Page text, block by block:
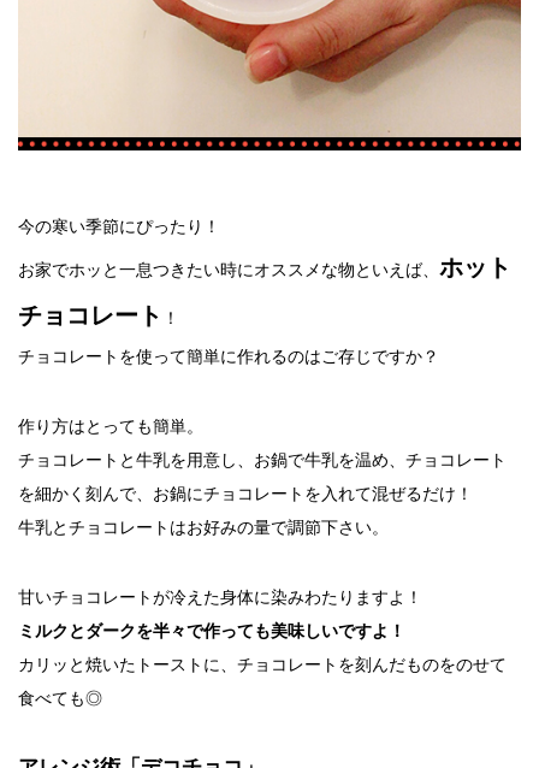
今の寒い季節にぴったり！
お家でホッと一息つきたい時にオススメな物といえば、 ホット
チョコレート ！
チョコレートを使って簡単に作れるのはご存じですか？
作り方はとっても簡単。
チョコレートと牛乳を用意し、お鍋で牛乳を温め、チョコレート
を細かく刻んで、お鍋にチョコレートを入れて混ぜるだけ！
牛乳とチョコレートはお好みの量で調節下さい。
甘いチョコレートが冷えた身体に染みわたりますよ！
ミルクとダークを半々で作っても美味しいですよ！
カリッと焼いたトーストに、チョコレートを刻んだものをのせて
食べても◎